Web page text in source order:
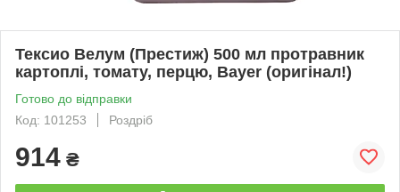
Тексио Велум (Престиж) 500 мл протравник
картоплі, томату, перцю, Bayer (оригінал!)
Готово до відправки
Код: 101253
Роздріб
914 ₴